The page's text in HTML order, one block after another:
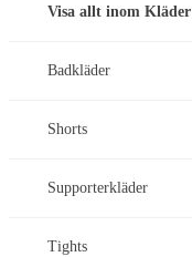
Visa allt inom Kläder
Badkläder
Shorts
Supporterkläder
Tights